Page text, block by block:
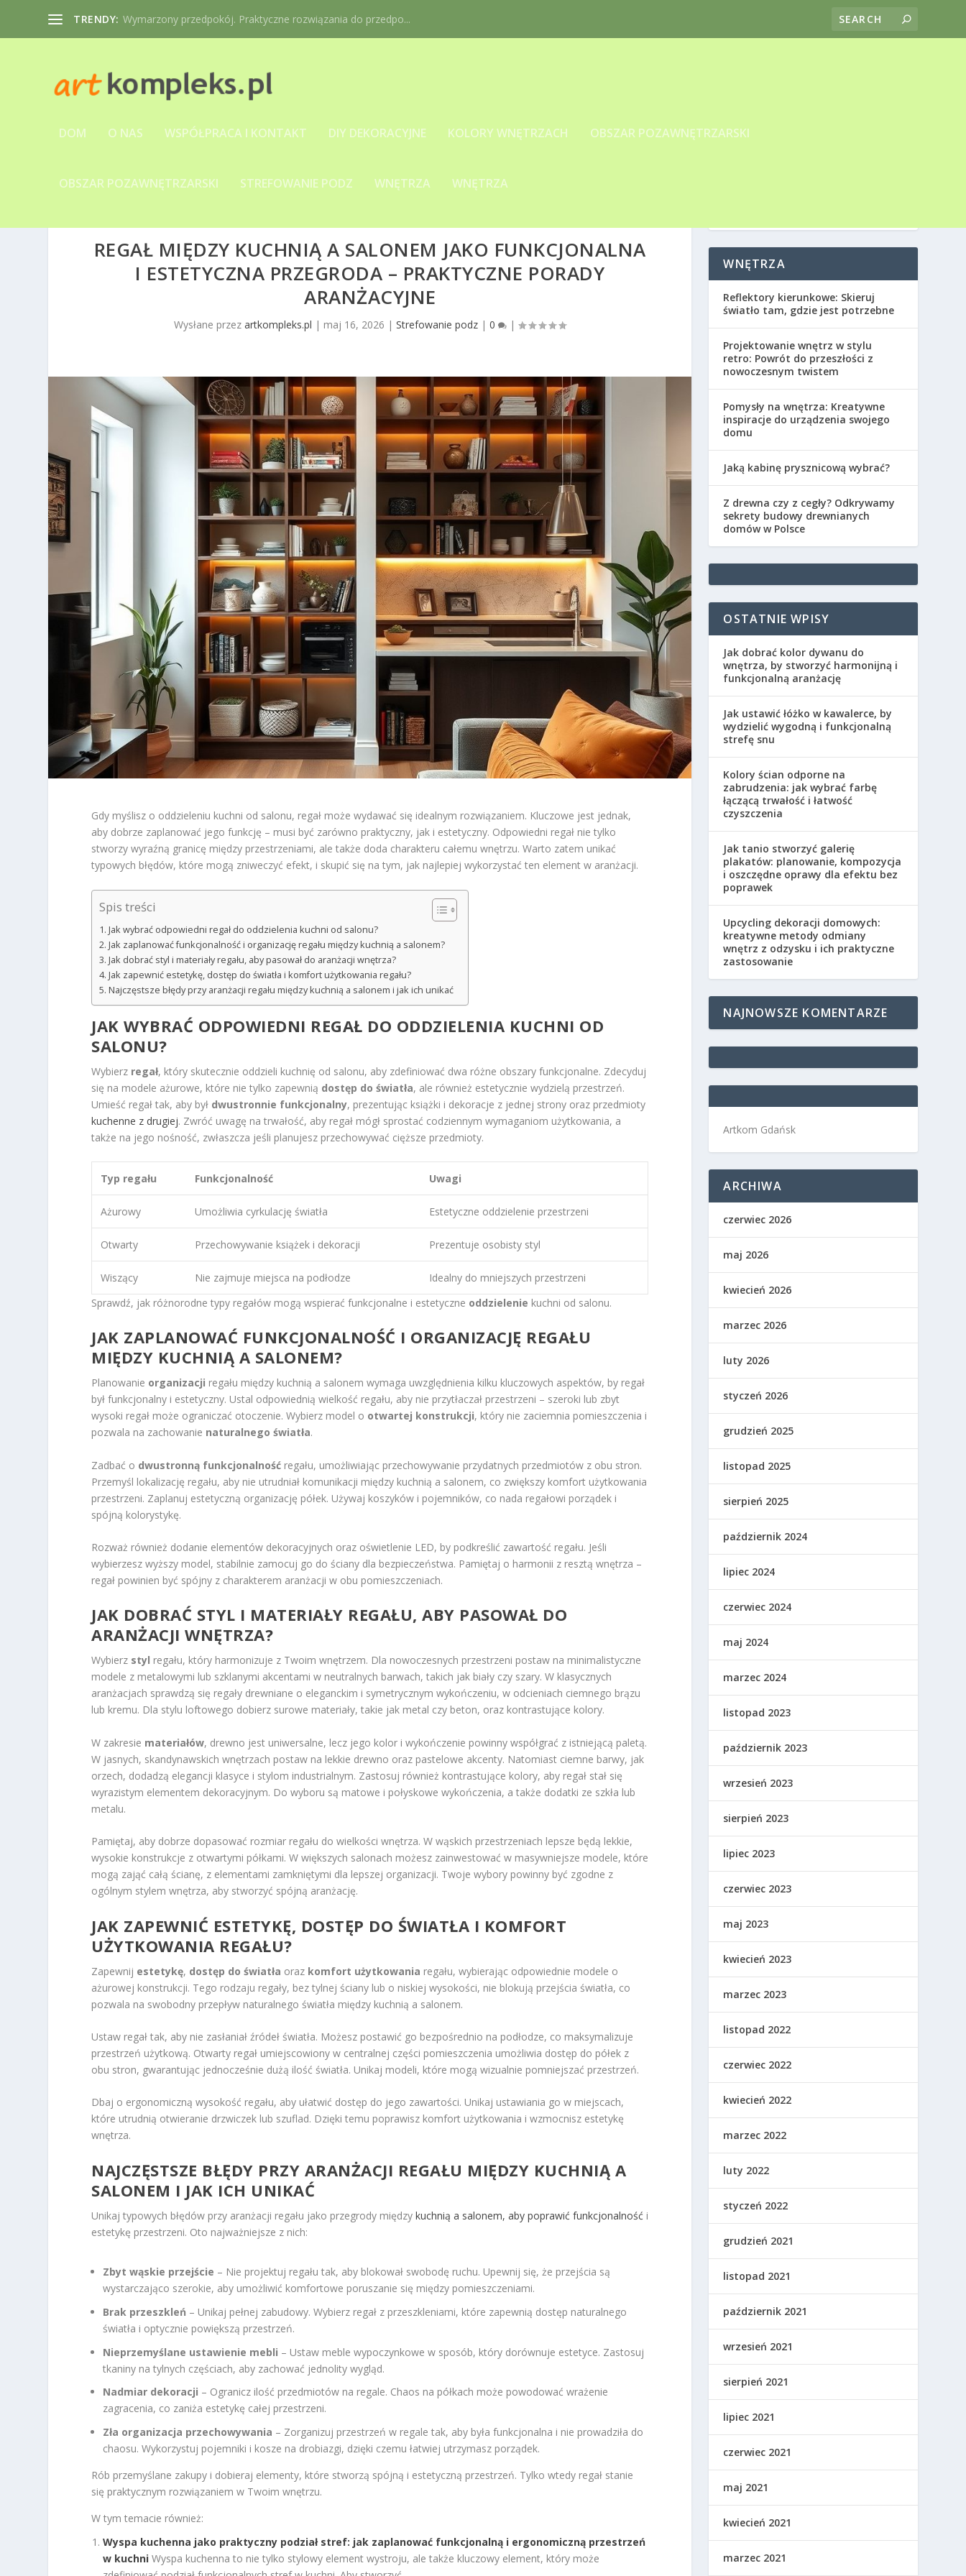
TRENDY: Wymarzony przedpokój. Praktyczne rozwiązania do przedpo...
DOM O NAS WSPÓŁPRACA I KONTAKT DIY DEKORACYJNE KOLORY WNĘTRZACH OBSZAR POZAWNĘTRZARSKI
OBSZAR POZAWNĘTRZARSKI STREFOWANIE PODZ WNĘTRZA WNĘTRZA
REGAŁ MIĘDZY KUCHNIĄ A SALONEM JAKO FUNKCJONALNA
I ESTETYCZNA PRZEGRODA – PRAKTYCZNE PORADY
ARANŻACYJNE
Wysłane przezartkompleks.pl | maj 16, 2026 |Strefowanie podz |0 |
Gdy myślisz o oddzieleniu kuchni od salonu, regał może wydawać się idealnym rozwiązaniem. Kluczowe jest jednak,
aby dobrze zaplanować jego funkcję – musi być zarówno praktyczny, jak i estetyczny. Odpowiedni regał nie tylko
stworzy wyraźną granicę między przestrzeniami, ale także doda charakteru całemu wnętrzu. Warto zatem unikać
typowych błędów, które mogą zniweczyć efekt, i skupić się na tym, jak najlepiej wykorzystać ten element w aranżacji.
Spis treści
Jak wybrać odpowiedni regał do oddzielenia kuchni od salonu?
Jak zaplanować funkcjonalność i organizację regału między kuchnią a salonem?
Jak dobrać styl i materiały regału, aby pasował do aranżacji wnętrza?
Jak zapewnić estetykę, dostęp do światła i komfort użytkowania regału?
Najczęstsze błędy przy aranżacji regału między kuchnią a salonem i jak ich unikać
JAK WYBRAĆ ODPOWIEDNI REGAŁ DO ODDZIELENIA KUCHNI OD
SALONU?
Wybierz regał, który skutecznie oddzieli kuchnię od salonu, aby zdefiniować dwa różne obszary funkcjonalne. Zdecyduj
się na modele ażurowe, które nie tylko zapewnią dostęp do światła, ale również estetycznie wydzielą przestrzeń.
Umieść regał tak, aby był dwustronnie funkcjonalny, prezentując książki i dekoracje z jednej strony oraz przedmioty
kuchenne z drugiej. Zwróć uwagę na trwałość, aby regał mógł sprostać codziennym wymaganiom użytkowania, a
także na jego nośność, zwłaszcza jeśli planujesz przechowywać cięższe przedmioty.
Typ regału Funkcjonalność Uwagi
Ażurowy Umożliwia cyrkulację światła Estetyczne oddzielenie przestrzeni
Otwarty Przechowywanie książek i dekoracji Prezentuje osobisty styl
Wiszący Nie zajmuje miejsca na podłodze
Idealny do mniejszych przestrzeni
Sprawdź, jak różnorodne typy regałów mogą wspierać funkcjonalne i estetyczne oddzielenie kuchni od salonu.
JAK ZAPLANOWAĆ FUNKCJONALNOŚĆ I ORGANIZACJĘ REGAŁU
MIĘDZY KUCHNIĄ A SALONEM?
Planowanie organizacji regału między kuchnią a salonem wymaga uwzględnienia kilku kluczowych aspektów, by regał
był funkcjonalny i estetyczny. Ustal odpowiednią wielkość regału, aby nie przytłaczał przestrzeni – szeroki lub zbyt
wysoki regał może ograniczać otoczenie. Wybierz model o otwartej konstrukcji, który nie zaciemnia pomieszczenia i
pozwala na zachowanie naturalnego światła.
Zadbać o dwustronną funkcjonalność regału, umożliwiając przechowywanie przydatnych przedmiotów z obu stron.
Przemyśl lokalizację regału, aby nie utrudniał komunikacji między kuchnią a salonem, co zwiększy komfort użytkowania
przestrzeni. Zaplanuj estetyczną organizację półek. Używaj koszyków i pojemników, co nada regałowi porządek i
spójną kolorystykę.
Rozważ również dodanie elementów dekoracyjnych oraz oświetlenie LED, by podkreślić zawartość regału. Jeśli
wybierzesz wyższy model, stabilnie zamocuj go do ściany dla bezpieczeństwa. Pamiętaj o harmonii z resztą wnętrza –
regał powinien być spójny z charakterem aranżacji w obu pomieszczeniach.
JAK DOBRAĆ STYL I MATERIAŁY REGAŁU, ABY PASOWAŁ DO
ARANŻACJI WNĘTRZA?
Wybierz styl regału, który harmonizuje z Twoim wnętrzem. Dla nowoczesnych przestrzeni postaw na minimalistyczne
modele z metalowymi lub szklanymi akcentami w neutralnych barwach, takich jak biały czy szary. W klasycznych
aranżacjach sprawdzą się regały drewniane o eleganckim i symetrycznym wykończeniu, w odcieniach ciemnego brązu
lub kremu. Dla stylu loftowego dobierz surowe materiały, takie jak metal czy beton, oraz kontrastujące kolory.
W zakresie materiałów, drewno jest uniwersalne, lecz jego kolor i wykończenie powinny współgrać z istniejącą paletą.
W jasnych, skandynawskich wnętrzach postaw na lekkie drewno oraz pastelowe akcenty. Natomiast ciemne barwy, jak
orzech, dodadzą elegancji klasyce i stylom industrialnym. Zastosuj również kontrastujące kolory, aby regał stał się
wyrazistym elementem dekoracyjnym. Do wyboru są matowe i połyskowe wykończenia, a także dodatki ze szkła lub
metalu.
Pamiętaj, aby dobrze dopasować rozmiar regału do wielkości wnętrza. W wąskich przestrzeniach lepsze będą lekkie,
wysokie konstrukcje z otwartymi półkami. W większych salonach możesz zainwestować w masywniejsze modele, które
mogą zająć całą ścianę, z elementami zamkniętymi dla lepszej organizacji. Twoje wybory powinny być zgodne z
ogólnym stylem wnętrza, aby stworzyć spójną aranżację.
JAK ZAPEWNIĆ ESTETYKĘ, DOSTĘP DO ŚWIATŁA I KOMFORT
UŻYTKOWANIA REGAŁU?
Zapewnij estetykę, dostęp do światła oraz komfort użytkowania regału, wybierając odpowiednie modele o
ażurowej konstrukcji. Tego rodzaju regały, bez tylnej ściany lub o niskiej wysokości, nie blokują przejścia światła, co
pozwala na swobodny przepływ naturalnego światła między kuchnią a salonem.
Ustaw regał tak, aby nie zasłaniał źródeł światła. Możesz postawić go bezpośrednio na podłodze, co maksymalizuje
przestrzeń użytkową. Otwarty regał umiejscowiony w centralnej części pomieszczenia umożliwia dostęp do półek z
obu stron, gwarantując jednocześnie dużą ilość światła. Unikaj modeli, które mogą wizualnie pomniejszać przestrzeń.
Dbaj o ergonomiczną wysokość regału, aby ułatwić dostęp do jego zawartości. Unikaj ustawiania go w miejscach,
które utrudnią otwieranie drzwiczek lub szuflad. Dzięki temu poprawisz komfort użytkowania i wzmocnisz estetykę
wnętrza.
NAJCZĘSTSZE BŁĘDY PRZY ARANŻACJI REGAŁU MIĘDZY KUCHNIĄ A
SALONEM I JAK ICH UNIKAĆ
Unikaj typowych błędów przy aranżacji regału jako przegrody międzykuchnią a salonem, aby poprawić funkcjonalność i
estetykę przestrzeni. Oto najważniejsze z nich:
Zbyt wąskie przejście – Nie projektuj regału tak, aby blokował swobodę ruchu. Upewnij się, że przejścia są
wystarczająco szerokie, aby umożliwić komfortowe poruszanie się między pomieszczeniami.
Brak przeszkleń – Unikaj pełnej zabudowy. Wybierz regał z przeszkleniami, które zapewnią dostęp naturalnego
światła i optycznie powiększą przestrzeń.
Nieprzemyślane ustawienie mebli – Ustaw meble wypoczynkowe w sposób, który dorównuje estetyce. Zastosuj
tkaniny na tylnych częściach, aby zachować jednolity wygląd.
Nadmiar dekoracji – Ogranicz ilość przedmiotów na regale. Chaos na półkach może powodować wrażenie
zagracenia, co zaniża estetykę całej przestrzeni.
Zła organizacja przechowywania – Zorganizuj przestrzeń w regale tak, aby była funkcjonalna i nie prowadziła do
chaosu. Wykorzystuj pojemniki i kosze na drobiazgi, dzięki czemu łatwiej utrzymasz porządek.
Rób przemyślane zakupy i dobieraj elementy, które stworzą spójną i estetyczną przestrzeń. Tylko wtedy regał stanie
się praktycznym rozwiązaniem w Twoim wnętrzu.
W tym temacie również:
Wyspa kuchenna jako praktyczny podział stref: jak zaplanować funkcjonalną i ergonomiczną przestrzeń
w kuchni Wyspa kuchenna to nie tylko stylowy element wystroju, ale także kluczowy element, który może
WNĘTRZA
Reflektory kierunkowe: Skieruj
światło tam, gdzie jest potrzebne
Projektowanie wnętrz w stylu
retro: Powrót do przeszłości z
nowoczesnym twistem
Pomysły na wnętrza: Kreatywne
inspiracje do urządzenia swojego
domu
Jaką kabinę prysznicową wybrać?
Z drewna czy z cegły? Odkrywamy
sekrety budowy drewnianych
domów w Polsce
OSTATNIE WPISY
Jak dobrać kolor dywanu do
wnętrza, by stworzyć harmonijną i
funkcjonalną aranżację
Jak ustawić łóżko w kawalerce, by
wydzielić wygodną i funkcjonalną
strefę snu
Kolory ścian odporne na
zabrudzenia: jak wybrać farbę
łączącą trwałość i łatwość
czyszczenia
Jak tanio stworzyć galerię
plakatów: planowanie, kompozycja
i oszczędne oprawy dla efektu bez
poprawek
Upcycling dekoracji domowych:
kreatywne metody odmiany
wnętrz z odzysku i ich praktyczne
zastosowanie
NAJNOWSZE KOMENTARZE
Artkom Gdańsk
ARCHIWA
czerwiec 2026
maj 2026
kwiecień 2026
marzec 2026
luty 2026
styczeń 2026
grudzień 2025
listopad 2025
sierpień 2025
październik 2024
lipiec 2024
czerwiec 2024
maj 2024
marzec 2024
listopad 2023
październik 2023
wrzesień 2023
sierpień 2023
lipiec 2023
czerwiec 2023
maj 2023
kwiecień 2023
marzec 2023
listopad 2022
czerwiec 2022
kwiecień 2022
marzec 2022
luty 2022
styczeń 2022
grudzień 2021
listopad 2021
październik 2021
wrzesień 2021
sierpień 2021
lipiec 2021
czerwiec 2021
maj 2021
kwiecień 2021
marzec 2021